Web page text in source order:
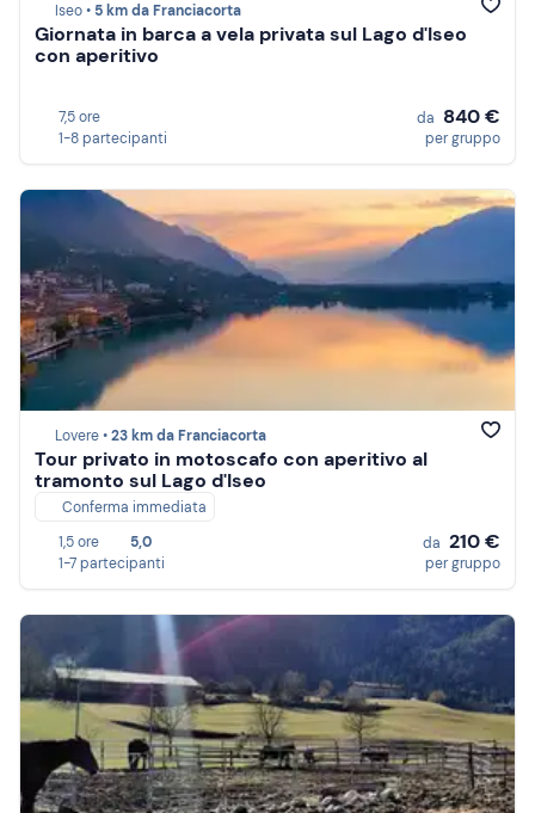
Iseo • 5 km da Franciacorta
Giornata in barca a vela privata sul Lago d'Iseo
con aperitivo
7,5 ore
1-8 partecipanti
da 840 €
per gruppo
Lovere •23 km da Franciacorta
Tour privato in motoscafo con aperitivo al
tramonto sul Lago d'Iseo
Conferma immediata
1,5 ore
5,0
1-7 partecipanti
da 210 €
per gruppo